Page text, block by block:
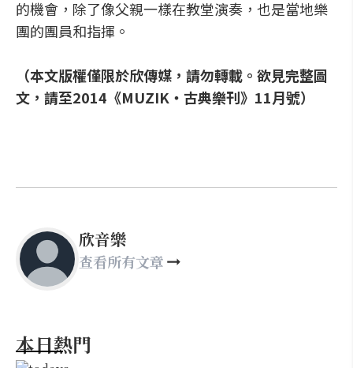
的機會，除了像父親一樣在教堂演奏，也是當地樂
團的團員和指揮。
（本文版權僅限於欣傳媒，請勿轉載。欲見完整圖
文，請至2014《MUZIK‧古典樂刊》11月號）
欣音樂
查看所有文章
本日熱門